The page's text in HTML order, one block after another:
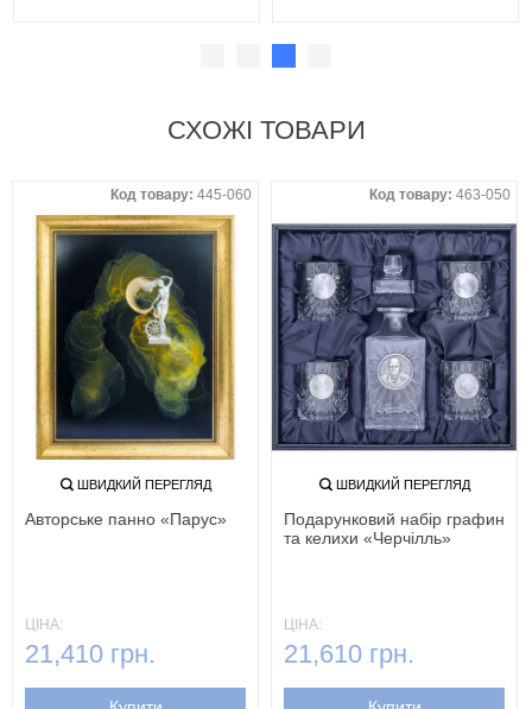
СХОЖІ ТОВАРИ
Код товару:445-060
ШВИДКИЙ ПЕРЕГЛЯД
Авторське панно «Парус»
ЦІНА:
21,410 грн.
Код товару:463-050
ШВИДКИЙ ПЕРЕГЛЯД
Подарунковий набір графин
та келихи «Черчілль»
ЦІНА:
21,610 грн.